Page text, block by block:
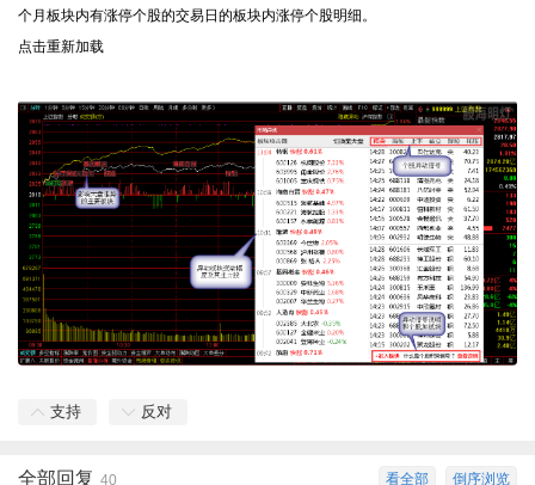
个月板块内有涨停个股的交易日的板块内涨停个股明细。
点击重新加载
支持 反对
倒序浏览
看全部
全部回复 40